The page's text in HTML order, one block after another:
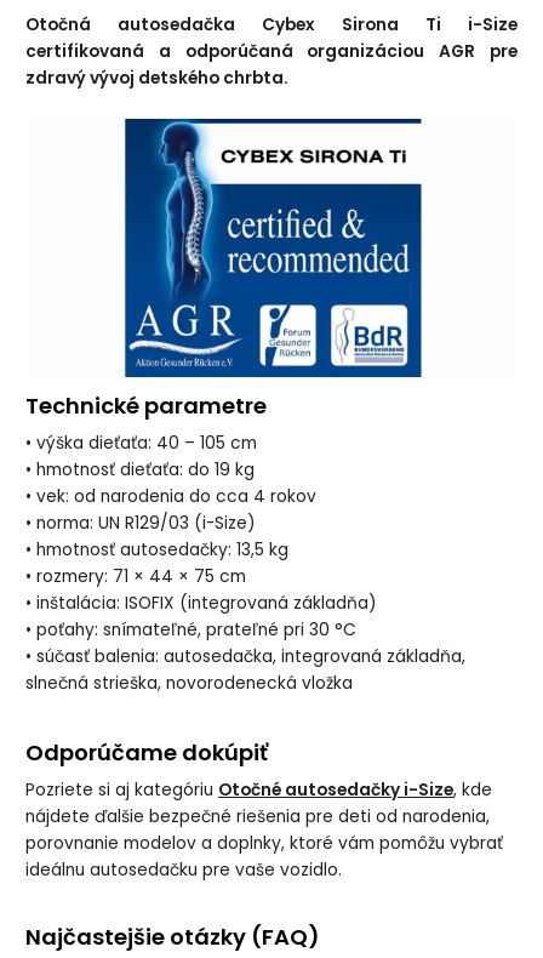
Otočná autosedačka Cybex Sirona Ti i-Size
certifikovaná a odporúčaná organizáciou AGR pre
zdravý vývoj detského chrbta.
Technické parametre
• výška dieťaťa: 40 – 105 cm
• hmotnosť dieťaťa: do 19 kg
• vek: od narodenia do cca 4 rokov
• norma: UN R129/03 (i-Size)
• hmotnosť autosedačky: 13,5 kg
• rozmery: 71 × 44 × 75 cm
• inštalácia: ISOFIX (integrovaná základňa)
• poťahy: snímateľné, prateľné pri 30 °C
• súčasť balenia: autosedačka, integrovaná základňa,
slnečná strieška, novorodenecká vložka
Odporúčame dokúpiť
Pozriete si aj kategóriu Otočné autosedačky i-Size, kde
nájdete ďalšie bezpečné riešenia pre deti od narodenia,
porovnanie modelov a doplnky, ktoré vám pomôžu vybrať
ideálnu autosedačku pre vaše vozidlo.
Najčastejšie otázky (FAQ)